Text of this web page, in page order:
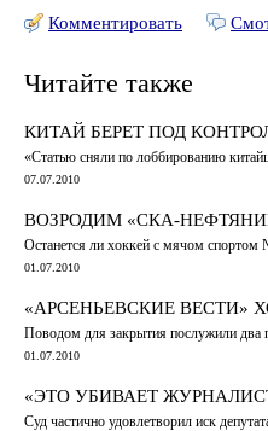
Комментировать
Читайте также
КИТАЙ БЕРЕТ ПОД
«Статью сняли по лоббированию
07.07.2010
ВОЗРОДИМ «СКА-
Останется ли хоккей с мячом
01.07.2010
«АРСЕНЬЕВСКИЕ ВЕСТИ»
Поводом для закрытия послужили два
01.07.2010
«ЭТО УБИВАЕТ
Суд частично удовлетворил иск